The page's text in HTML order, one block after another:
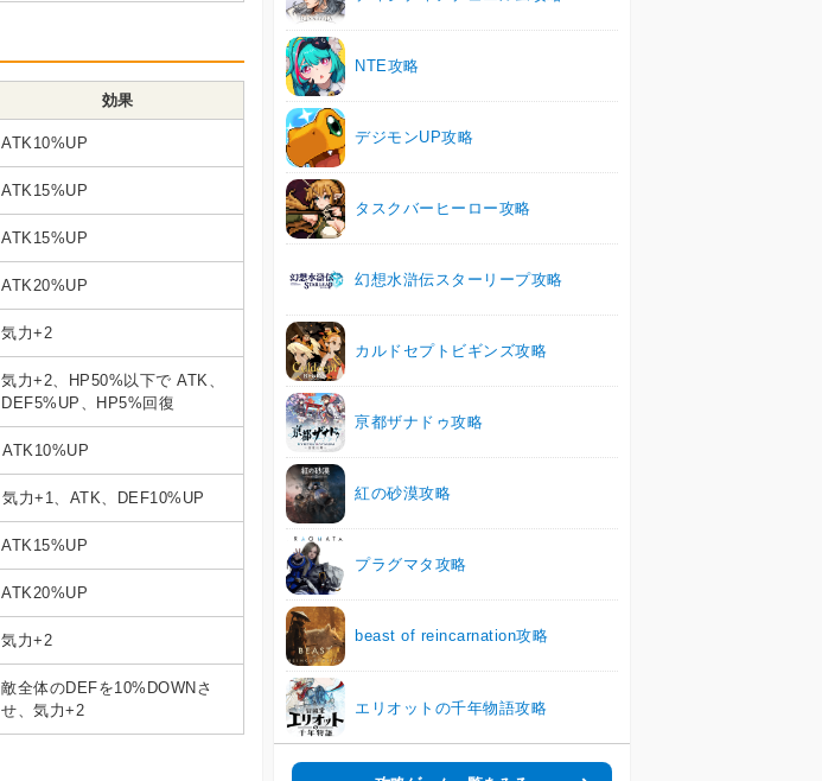
効果
ATK10%UP
ATK15%UP
ATK15%UP
ATK20%UP
気力+2
気力+2、HP50%以下で ATK、
DEF5%UP、HP5%回復
ATK10%UP
気力+1、ATK、DEF10%UP
ATK15%UP
ATK20%UP
気力+2
敵全体のDEFを10%DOWNさ
せ、気力+2
NTE攻略
デジモンUP攻略
タスクバーヒーロー攻略
幻想水滸伝スターリープ攻略
カルドセプトビギンズ攻略
亰都ザナドゥ攻略
紅の砂漠攻略
プラグマタ攻略
beast of reincarnation攻略
エリオットの千年物語攻略